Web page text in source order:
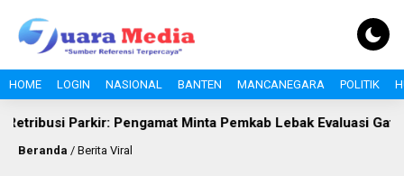
HOME LOGIN NASIONAL BANTEN MANCANEGARA POLITIK
Parkir: Pengamat Minta Pemkab Lebak Evaluasi Gate
Beranda / Berita Viral